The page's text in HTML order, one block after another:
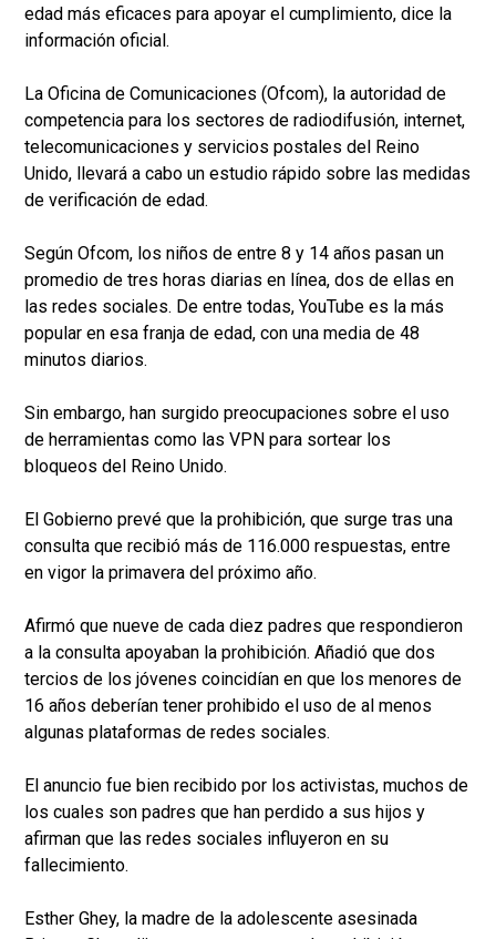
edad más eficaces para apoyar el cumplimiento, dice la
información oficial.
La Oficina de Comunicaciones (Ofcom), la autoridad de
competencia para los sectores de radiodifusión, internet,
telecomunicaciones y servicios postales del Reino
Unido, llevará a cabo un estudio rápido sobre las medidas
de verificación de edad.
Según Ofcom, los niños de entre 8 y 14 años pasan un
promedio de tres horas diarias en línea, dos de ellas en
las redes sociales. De entre todas, YouTube es la más
popular en esa franja de edad, con una media de 48
minutos diarios.
Sin embargo, han surgido preocupaciones sobre el uso
de herramientas como las VPN para sortear los
bloqueos del Reino Unido.
El Gobierno prevé que la prohibición, que surge tras una
consulta que recibió más de 116.000 respuestas, entre
en vigor la primavera del próximo año.
Afirmó que nueve de cada diez padres que respondieron
a la consulta apoyaban la prohibición. Añadió que dos
tercios de los jóvenes coincidían en que los menores de
16 años deberían tener prohibido el uso de al menos
algunas plataformas de redes sociales.
El anuncio fue bien recibido por los activistas, muchos de
los cuales son padres que han perdido a sus hijos y
afirman que las redes sociales influyeron en su
fallecimiento.
Esther Ghey, la madre de la adolescente asesinada